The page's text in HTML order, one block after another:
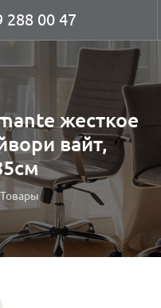
288 00 47
жесткое
вайт,
Товары